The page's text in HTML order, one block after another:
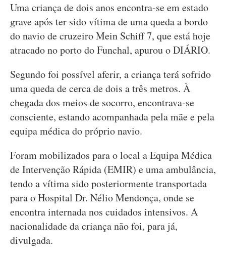
Uma criança de dois anos encontra-se em estado
grave após ter sido vítima de uma queda a bordo
do navio de cruzeiro Mein Schiff 7, que está hoje
atracado no porto do Funchal, apurou o DIÁRIO.
Segundo foi possível aferir, a criança terá sofrido
uma queda de cerca de dois a três metros. À
chegada dos meios de socorro, encontrava-se
consciente, estando acompanhada pela mãe e pela
equipa médica do próprio navio.
Foram mobilizados para o local a Equipa Médica
de Intervenção Rápida (EMIR) e uma ambulância,
tendo a vítima sido posteriormente transportada
para o Hospital Dr. Nélio Mendonça, onde se
encontra internada nos cuidados intensivos. A
nacionalidade da criança não foi, para já,
divulgada.